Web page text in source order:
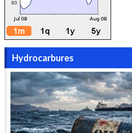
Hydrocarbures